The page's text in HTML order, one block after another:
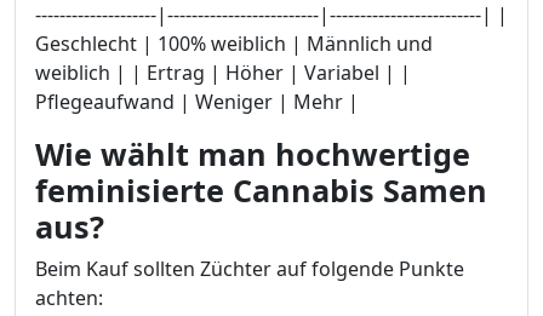
--------------------|-------------------------|-------------------------| |
Geschlecht | 100% weiblich | Männlich und
weiblich | | Ertrag | Höher | Variabel | |
Pflegeaufwand | Weniger | Mehr |
Wie wählt man hochwertige
feminisierte Cannabis Samen
aus?
Beim Kauf sollten Züchter auf folgende Punkte
achten: